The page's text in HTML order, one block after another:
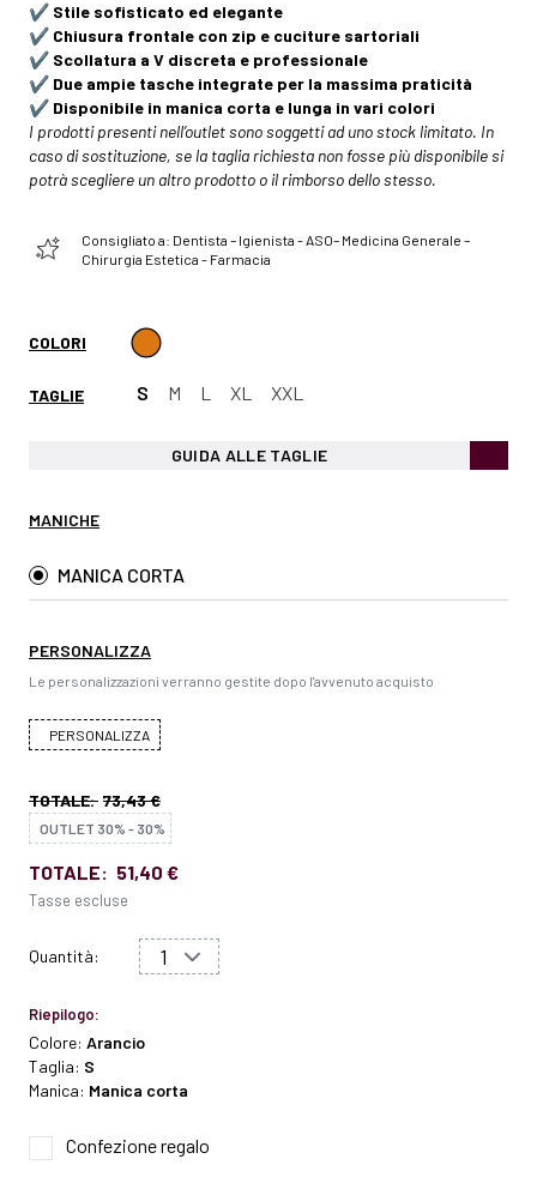
✔️ Stile sofisticato ed elegante
✔️ Chiusura frontale con zip e cuciture sartoriali
✔️ Scollatura a V discreta e professionale
✔️ Due ampie tasche integrate per la massima praticità
✔️ Disponibile in manica corta e lunga in vari colori
I prodotti presenti nell’outlet sono soggetti ad uno stock limitato. In
caso di sostituzione, se la taglia richiesta non fosse più disponibile si
potrà scegliere un altro prodotto o il rimborso dello stesso.
Consigliato a: Dentista – Igienista - ASO– Medicina Generale –
Chirurgia Estetica - Farmacia
COLORI
TAGLIE S M L XL XXL
GUIDA ALLE TAGLIE
MANICHE
MANICA CORTA
PERSONALIZZA
Le personalizzazioni verranno gestite dopo l'avvenuto acquisto
PERSONALIZZA
TOTALE: 73,43 €
OUTLET 30% - 30%
TOTALE: 51,40 €
Tasse escluse
Quantità:
Riepilogo:
Colore: Arancio
Taglia: S
Manica: Manica corta
Confezione regalo